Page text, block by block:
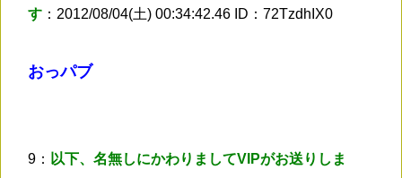
す ：2012/08/04(土) 00:34:42.46 ID：72TzdhIX0
おっパブ
9： 以下、名無しにかわりましてVIPがお送りしま